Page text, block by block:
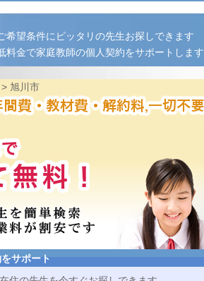
希望条件にピッタリの先生お探しできます
料金で家庭教師の個人契約をサポートします
> 旭川市
サポート